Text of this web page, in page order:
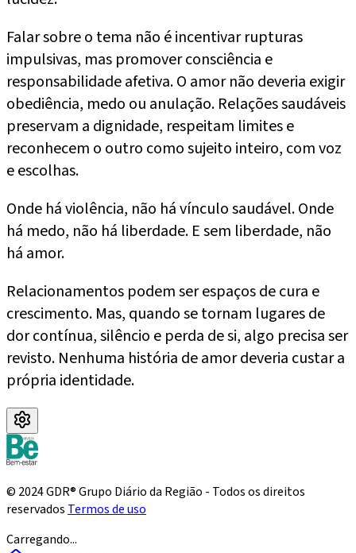
Falar sobre o tema não é incentivar rupturas
impulsivas, mas promover consciência e
responsabilidade afetiva. O amor não deveria exigir
obediência, medo ou anulação. Relações saudáveis
preservam a dignidade, respeitam limites e
reconhecem o outro como sujeito inteiro, com voz
e escolhas.
Onde há violência, não há vínculo saudável. Onde
há medo, não há liberdade. E sem liberdade, não
há amor.
Relacionamentos podem ser espaços de cura e
crescimento. Mas, quando se tornam lugares de
dor contínua, silêncio e perda de si, algo precisa ser
revisto. Nenhuma história de amor deveria custar a
própria identidade.
© 2024 GDR® Grupo Diário da Região - Todos os direitos
reservados Termos de uso
Carregando...